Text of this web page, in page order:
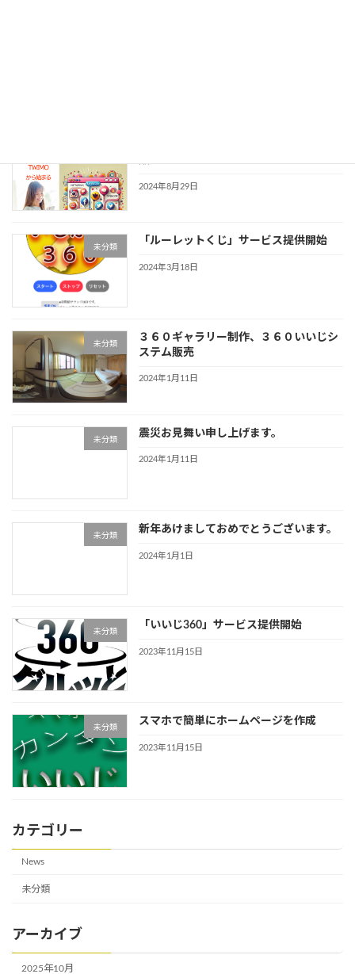
2024年8月29日
未分類
「ルーレットくじ」サービス提供開始
2024年3月18日
未分類
３６０ギャラリー制作、３６０いいじシ
ステム販売
2024年1月11日
未分類
震災お見舞い申し上げます。
2024年1月11日
未分類
新年あけましておめでとうございます。
2024年1月1日
未分類
「いいじ360」サービス提供開始
2023年11月15日
未分類
スマホで簡単にホームページを作成
2023年11月15日
カテゴリー
News
未分類
アーカイブ
2025年10月